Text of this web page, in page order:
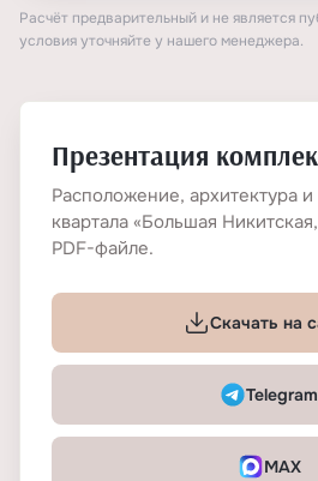
Расчёт предварительный и не является
условия уточняйте у нашего менеджера.
Презентация
Расположение, архитектура
квартала «Большая
PDF-файле.
Скачать на
Telegram
MAX